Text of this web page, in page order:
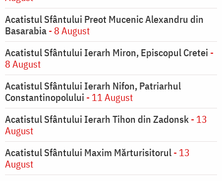
Acatistul Sfântului Preot Mucenic Alexandru din
Basarabia- 8 August
Acatistul Sfântului Ierarh Miron, Episcopul Cretei -
8 August
Acatistul Sfântului Ierarh Nifon, Patriarhul
Constantinopolului - 11 August
Acatistul Sfântului Ierarh Tihon din Zadonsk- 13
August
Acatistul Sfântului Maxim Mărturisitorul- 13
August